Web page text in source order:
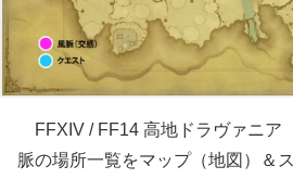
FFXIV / FF14 高地ドラヴァニア
脈の場所一覧をマップ（地図）＆